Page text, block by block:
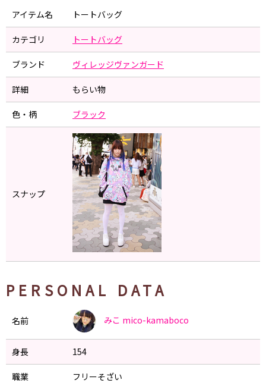
アイテム名 トートバッグ
カテゴリ トートバッグ
ブランド ヴィレッジヴァンガード
詳細 もらい物
色・柄 ブラック
スナップ
PERSONAL DATA
名前 みこ mico-kamaboco
身長 154
職業 フリーそざい